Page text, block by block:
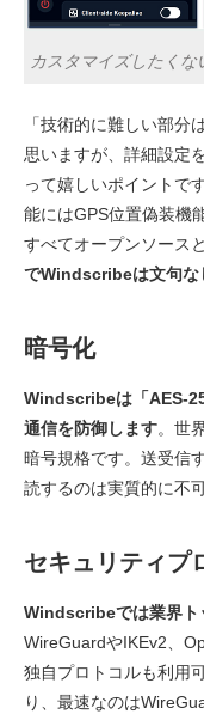
カスタマイズしたく
「技術的に難しい部分
思いますが、詳細設定
って嬉しいポイントで
能にはGPS位置偽装機
すべてオープンソース
でWindscribeは文句な
暗号化
Windscribeは「AES-
通信を防御します。世
暗号規格です。送受信
読するのは実質的に不
セキュリティプ
Windscribeでは業界ト
WireGuardやIKEv2、
独自プロトコルも利用
り、最速なのは